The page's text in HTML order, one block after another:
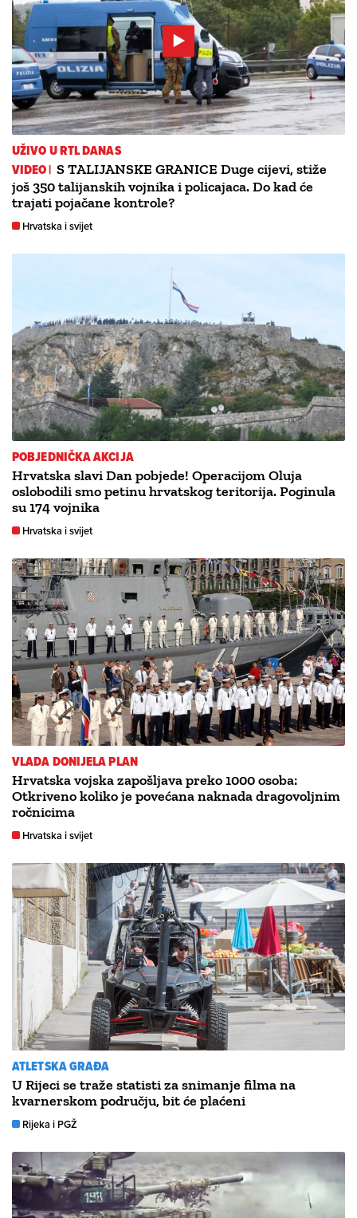
UŽIVO U RTL DANAS
VIDEO | S TALIJANSKE GRANICE Duge cijevi, stiže
još 350 talijanskih vojnika i policajaca. Do kad će
trajati pojačane kontrole?
Hrvatska i svijet
POBJEDNIČKA AKCIJA
Hrvatska slavi Dan pobjede! Operacijom Oluja
oslobodili smo petinu hrvatskog teritorija. Poginula
su 174 vojnika
Hrvatska i svijet
VLADA DONIJELA PLAN
Hrvatska vojska zapošljava preko 1000 osoba:
Otkriveno koliko je povećana naknada dragovoljnim
ročnicima
Hrvatska i svijet
ATLETSKA GRAĐA
U Rijeci se traže statisti za snimanje filma na
kvarnerskom području, bit će plaćeni
Rijeka i PGŽ